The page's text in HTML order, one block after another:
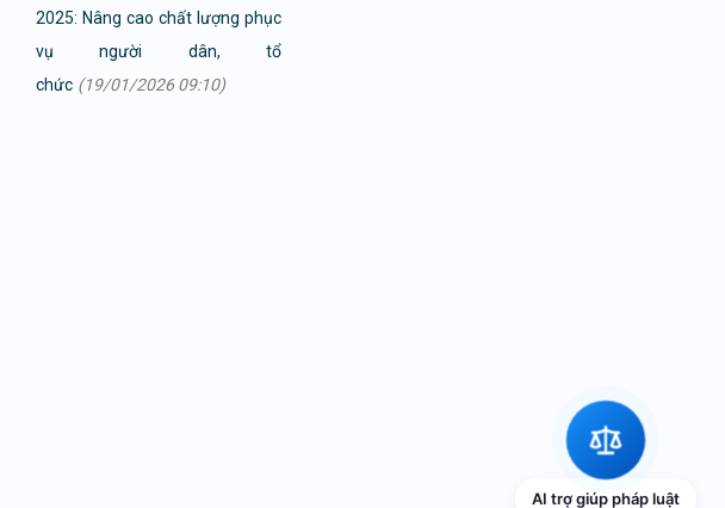
2025: Nâng cao chất lượng phục
vụ người dân, tổ
chức (19/01/2026 09:10)
AI trợ giúp pháp luật